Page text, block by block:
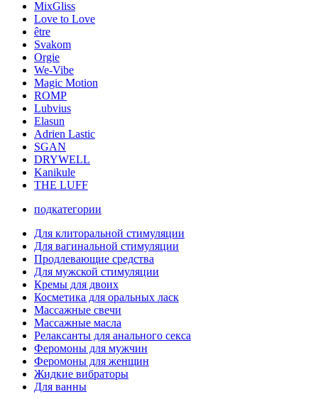
MixGliss
Love to Love
être
Svakom
Orgie
We-Vibe
Magic Motion
ROMP
Lubvius
Elasun
Adrien Lastic
SGAN
DRYWELL
Kanikule
THE LUFF
подкатегории
Для клиторальной стимуляции
Для вагинальной стимуляции
Продлевающие средства
Для мужской стимуляции
Кремы для двоих
Косметика для оральных ласк
Массажные свечи
Массажные масла
Релаксанты для анального секса
Феромоны для мужчин
Феромоны для женщин
Жидкие вибраторы
Для ванны